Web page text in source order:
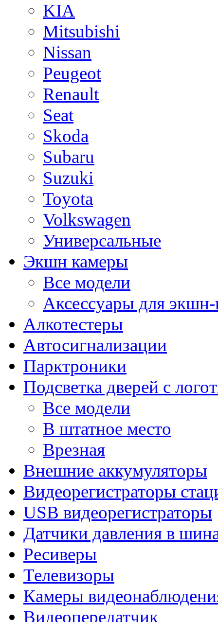
KIA
Mitsubishi
Nissan
Peugeot
Renault
Seat
Skoda
Subaru
Suzuki
Toyota
Volkswagen
Универсальные
Экшн камеры
Все модели
Аксессуары для
Алкотестеры
Автосигнализации
Парктроники
Подсветка дверей с
Все модели
В штатное место
Врезная
Внешние аккумуляторы
Видеорегистраторы
USB видеорегистраторы
Датчики давления в
Ресиверы
Телевизоры
Камеры
Видеопередатчик